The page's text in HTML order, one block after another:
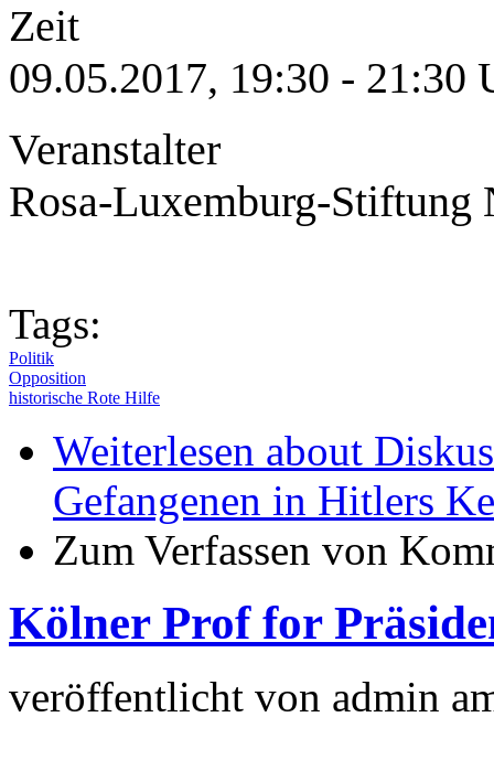
Zeit
09.05.2017, 19:30 - 21:30
Veranstalter
Rosa-Luxemburg-Stiftung
Tags:
Politik
Opposition
historische Rote Hilfe
Weiterlesen about
Gefangenen in Hitlers
Zum Verfassen von
Kölner Prof for
veröffentlicht von admin